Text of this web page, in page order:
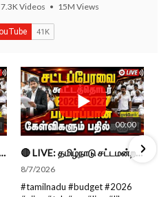
7.3K Videos • 15M Views
- நிதிநிலை அறிக்கை மீது விவாதம் #live #budget #video
00:00
🔴 LIVE: தமிழ்நாடு சட்டமன்றப் பேரவை கூட்டத்தொடர் - நிதிநிலை அறிக்கை மீது விவாதம் #live #budget #video
8/7/2026
#tamilnadu #budget #2026